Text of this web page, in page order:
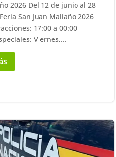
2026 Del 12 de junio al 28
San Juan Maliaño 2026
17:00 a 00:00
Viernes,...